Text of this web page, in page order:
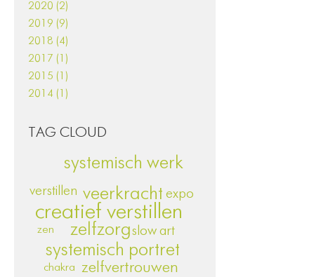
2020 (2)
2019 (9)
2018 (4)
2017 (1)
2015 (1)
2014 (1)
TAG CLOUD
creatief verstillen
veerkracht
zelfzorg
systemisch portret
systemisch werk
zelfvertrouwen
slow art
verstillen expo
zen
chakra